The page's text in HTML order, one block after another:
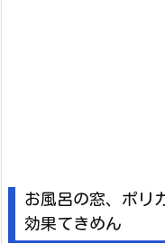
お風呂の窓、ポリ
効果てきめん